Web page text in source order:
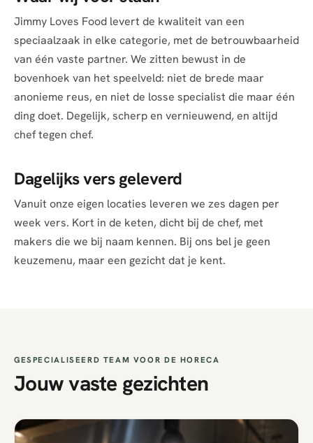
Jimmy Loves Food levert de kwaliteit van een
speciaalzaak in elke categorie, met de betrouwbaarheid
van één vaste partner. We zitten bewust in de
bovenhoek van het speelveld: niet de brede maar
anonieme reus, en niet de losse specialist die maar één
ding doet. Degelijk, scherp en vernieuwend, en altijd
chef tegen chef.
Dagelijks vers geleverd
Vanuit onze eigen locaties leveren we zes dagen per
week vers. Kort in de keten, dicht bij de chef, met
makers die we bij naam kennen. Bij ons bel je geen
keuzemenu, maar een gezicht dat je kent.
GESPECIALISEERD TEAM VOOR DE HORECA
Jouw vaste gezichten